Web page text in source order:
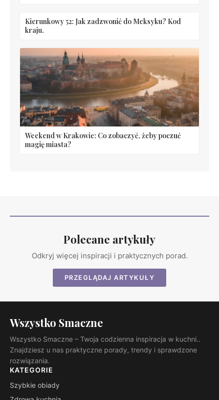
Kierunkowy 52: Jak zadzwonić do Meksyku? Kod
kraju.
Weekend w Krakowie: Co zobaczyć, żeby poczuć
magię miasta?
Polecane artykuły
Odkryj więcej inspiracji i praktycznych porad.
PRZEGLĄDAJ ARTYKUŁY
Wszystko Smaczne
Wszystko Smaczne – Twoja codzienna inspiracja w kuchni..
Znajdziesz u nas praktyczne porady, trendy i sprawdzone
rozwiązania.
KATEGORIE
Szybkie obiady